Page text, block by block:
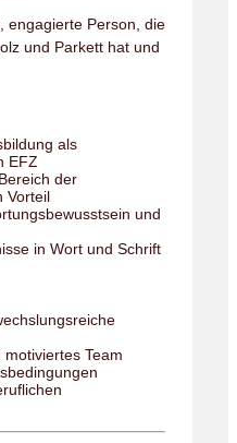
engagierte Person, die
und Parkett hat und
als
EFZ
der
Vorteil
und
in Wort und Schrift
Team